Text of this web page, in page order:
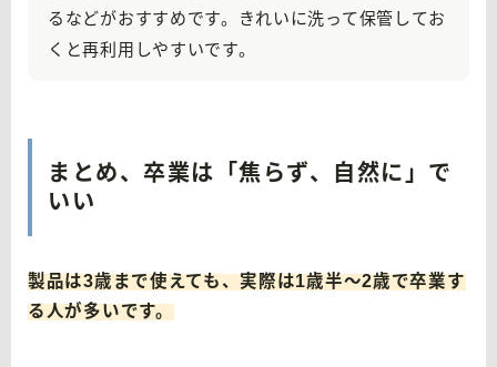
るなどがおすすめです。きれいに洗って保管してお
くと再利用しやすいです。
まとめ、卒業は「焦らず、自然に」で
いい
製品は3歳まで使えても、実際は1歳半〜2歳で卒業す
る人が多いです。